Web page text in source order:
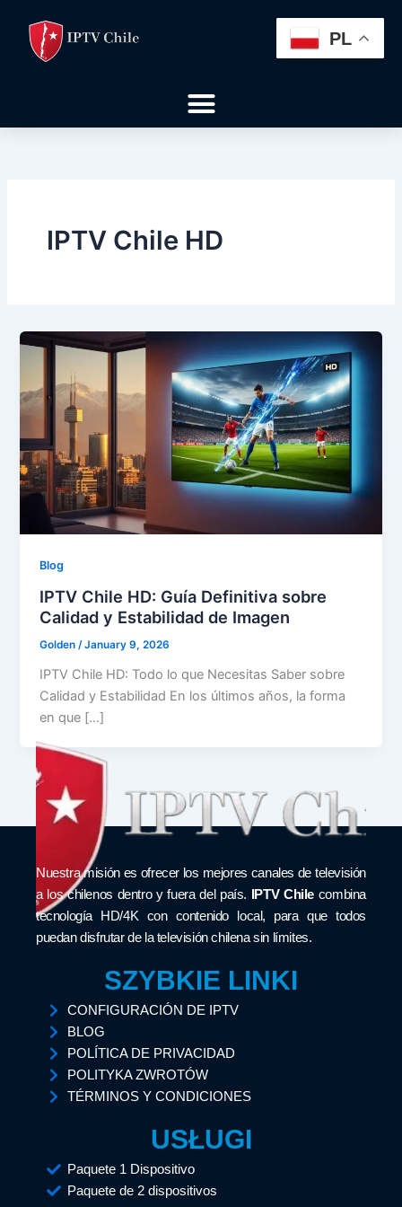
content
Menu
IPTV Chile HD
Blog
IPTV Chile HD: Guía Definitiva sobre
Calidad y Estabilidad de Imagen
Golden /January 9, 2026
IPTV Chile HD: Todo lo que Necesitas Saber sobre
Calidad y Estabilidad En los últimos años, la forma
en que […]
Nuestra misión es ofrecer los mejores canales de televisión
a los chilenos dentro y fuera del país.
IPTV Chilecombina
tecnología HD/4K con contenido local, para que todos
puedan disfrutar de la televisión chilena sin límites.
SZYBKIE LINKI
CONFIGURACIÓN DE IPTV
BLOG
POLÍTICA DE PRIVACIDAD
POLITYKA ZWROTÓW
TÉRMINOS Y CONDICIONES
USŁUGI
Paquete 1 Dispositivo
Paquete de 2 dispositivos
PL